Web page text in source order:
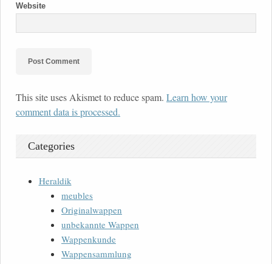
Website
This site uses Akismet to reduce spam. Learn how your
comment data is processed.
Categories
Heraldik
meubles
Originalwappen
unbekannte Wappen
Wappenkunde
Wappensammlung